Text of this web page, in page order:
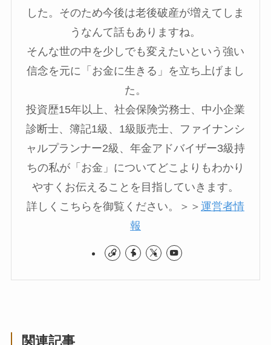
した。そのため今後は老後破産が増えてしま
うなんて話もありますね。
そんな世の中を少しでも変えたいという強い
信念を元に「お金に生きる」を立ち上げまし
た。
投資歴15年以上、社会保険労務士、中小企業
診断士、簿記1級、1級販売士、ファイナンシ
ャルプランナー2級、年金アドバイザー3級持
ちの私が「お金」についてどこよりもわかり
やすくお伝えることを目指していきます。
詳しくこちらを御覧ください。＞＞ 運営者情
報
関連記事